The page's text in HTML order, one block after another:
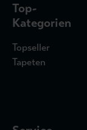
Top-
Kategorien
Topseller
Tapeten